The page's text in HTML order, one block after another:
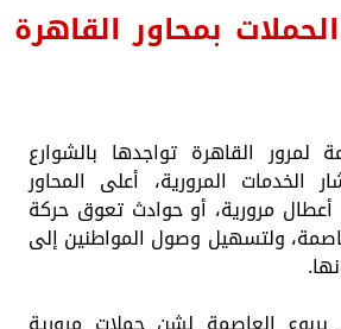
بمحاور القاهرة
لمرور القاهرة تواجدها بالشوارع
الخدمات المرورية، أعلى المحاور
أعطال مرورية، أو حوادث تعوق حركة
ولتسهيل وصول المواطنين إلى